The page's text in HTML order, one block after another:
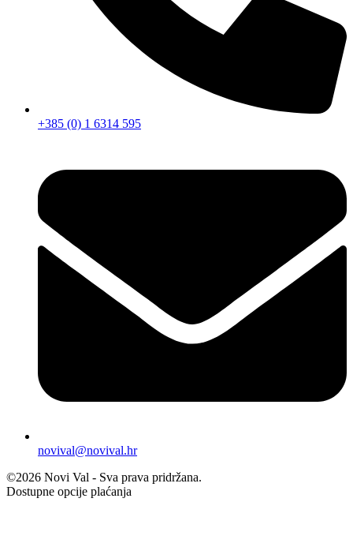
+385 (0) 1 6314 595
novival@novival.hr
©2026 Novi Val - Sva prava pridržana.
Dostupne opcije plaćanja